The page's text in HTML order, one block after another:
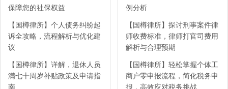
保障您的社保权益
【国樽律所】个人债务纠纷起
诉全攻略，流程解析与优化建
议
【国樽律所】详解，退休人员
满七十周岁补贴政策及申请指
南
例分析
【国樽律所】探讨刑事案件律
师收费标准，律师打官司费用
解析与合理预期
【国樽律所】轻松掌握个体工
商户零申报流程，简化税务申
报，高效应对税务挑战